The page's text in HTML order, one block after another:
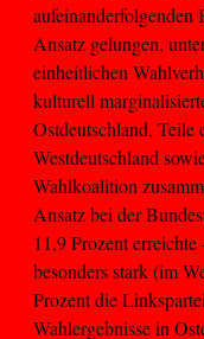
aufeinanderfolgenden
Ansatz gelungen,
einheitlichen
kulturell
Ostdeutschland, Teile
Westdeutschland
Wahlkoalition
Ansatz bei der
11,9 Prozent
besonders stark (im
Prozent die
Wahlergebnisse in